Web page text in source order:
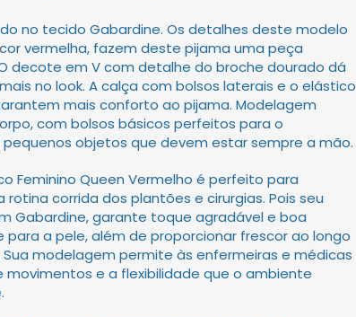
no tecido Gabardine. Os detalhes deste modelo
vermelha, fazem deste pijama uma peça
decote em V com detalhe do broche dourado dá
no look. A calça com bolsos laterais e o elástico
mais conforto ao pijama. Modelagem
com bolsos básicos perfeitos para o
objetos que devem estar sempre a mão.
Feminino Queen Vermelho é perfeito para
rotina corrida dos plantões e cirurgias. Pois seu
Gabardine, garante toque agradável e boa
para a pele, além de proporcionar frescor ao longo
modelagem permite às enfermeiras e médicas
movimentos e a flexibilidade que o ambiente